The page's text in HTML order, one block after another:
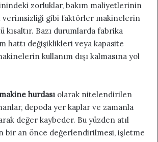
zorluklar, bakım maliyetlerinin
verimsizliği gibi faktörler makinelerin
kısaltır. Bazı durumlarda fabrika
hattı değişiklikleri veya kapasite
kullanım dışı kalmasına yol
hurdası olarak nitelendirilen
depoda yer kaplar ve zamanla
değer kaybeder. Bu yüzden atıl
bir an önce değerlendirilmesi, işletme